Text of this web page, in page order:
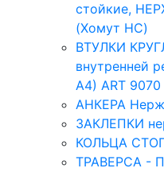
стойкие,
(Хомут НС)
ВТУЛКИ
внутренней
А4) ART 9070
АНКЕРА
ЗАКЛЕПКИ
КОЛЬЦА
ТРАВЕРСА -